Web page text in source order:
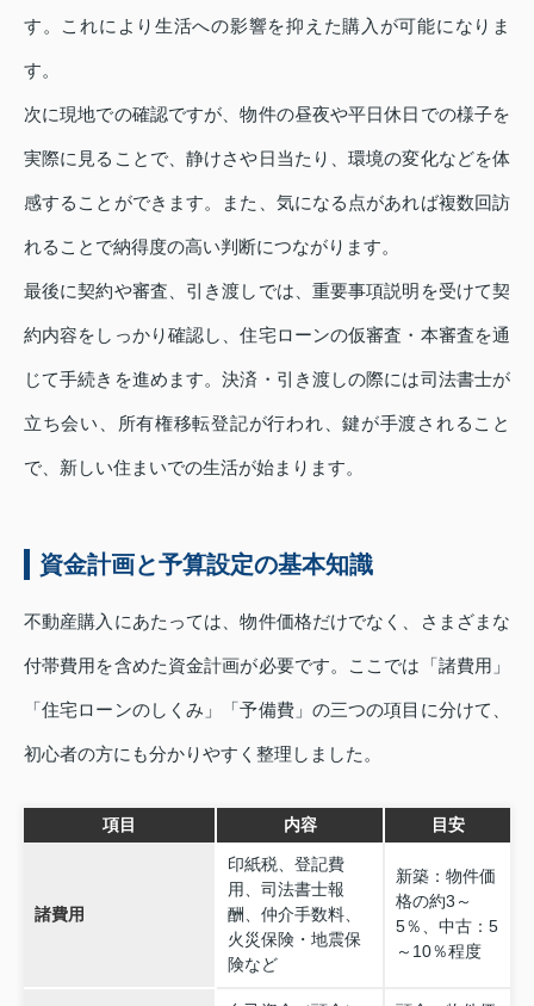
す。これにより生活への影響を抑えた購入が可能になりま
す。
次に現地での確認ですが、物件の昼夜や平日休日での様子を
実際に見ることで、静けさや日当たり、環境の変化などを体
感することができます。また、気になる点があれば複数回訪
れることで納得度の高い判断につながります。
最後に契約や審査、引き渡しでは、重要事項説明を受けて契
約内容をしっかり確認し、住宅ローンの仮審査・本審査を通
じて手続きを進めます。決済・引き渡しの際には司法書士が
立ち会い、所有権移転登記が行われ、鍵が手渡されること
で、新しい住まいでの生活が始まります。
資金計画と予算設定の基本知識
不動産購入にあたっては、物件価格だけでなく、さまざまな
付帯費用を含めた資金計画が必要です。ここでは「諸費用」
「住宅ローンのしくみ」「予備費」の三つの項目に分けて、
初心者の方にも分かりやすく整理しました。
項目 内容 目安
諸費用
印紙税、登記費
用、司法書士報
酬、仲介手数料、
火災保険・地震保
険など
新築：物件価
格の約3～
5％、中古：5
～10％程度